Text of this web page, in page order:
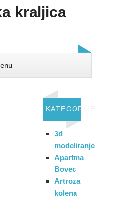
kraljica
KATEGORIJE
3d
modeliranje
Apartma
Bovec
Artroza
kolena